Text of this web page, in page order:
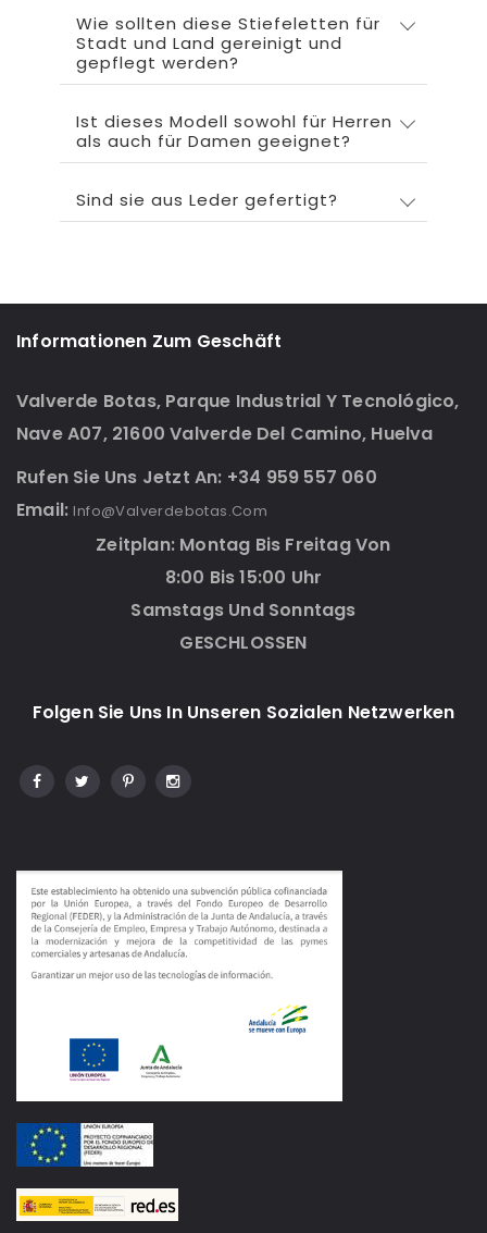
Wie sollten diese Stiefeletten für
Stadt und Land gereinigt und
gepflegt werden?
Ist dieses Modell sowohl für Herren
als auch für Damen geeignet?
Sind sie aus Leder gefertigt?
Informationen Zum Geschäft
Valverde Botas, Parque Industrial Y Tecnológico,
Nave A07, 21600 Valverde Del Camino, Huelva
Rufen Sie Uns Jetzt An: +34 959 557 060
Email: Info@valverdebotas.com
Zeitplan: Montag Bis Freitag Von
8:00 Bis 15:00 Uhr
Samstags Und Sonntags
GESCHLOSSEN
Folgen Sie Uns In Unseren Sozialen Netzwerken